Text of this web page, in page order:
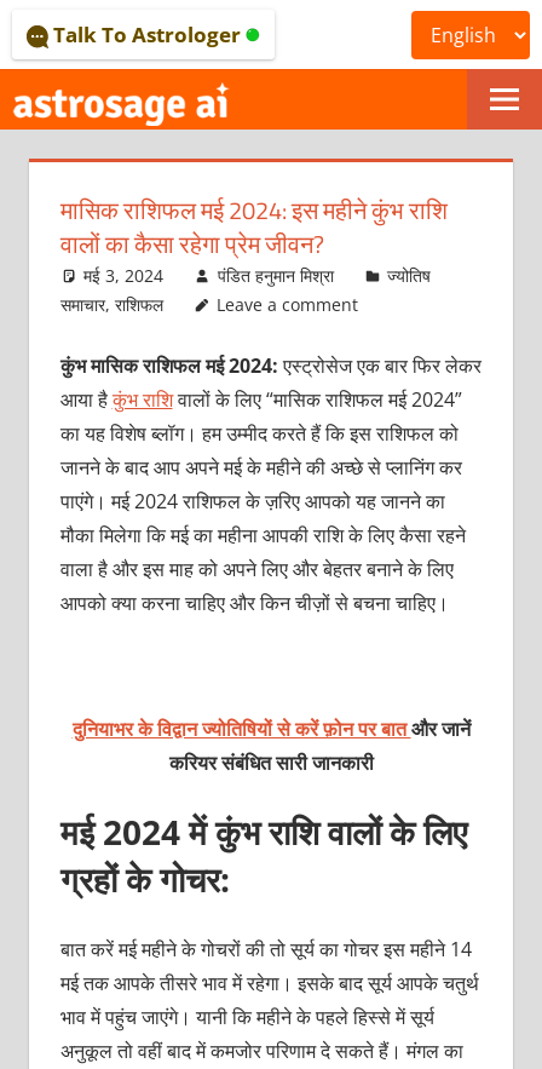
to
content
ONLINE
ASTROLOGICAL
JOURNAL
–
ASTROSAGE
MAGAZINE
Talk To Astrologer
मासिक राशिफल मई 2024: इस महीने कुंभ राशि
वालों का कैसा रहेगा प्रेम जीवन?
मई 3, 2024 पंडित हनुमान मिश्रा
ज्योतिष
समाचार, राशिफल Leave a comment
कुंभ मासिक राशिफल मई 2024:एस्ट्रोसेज एक बार फिर लेकर
आया हैकुंभ राशिवालों के लिए “मासिक राशिफल मई 2024”
का यह विशेष ब्लॉग। हम उम्‍मीद करते हैं कि इस राशिफल को
जानने के बाद आप अपने मई के महीने की अच्‍छे से प्‍लानिंग कर
पाएंगे। मई 2024 राशिफल के ज़रिए आपको यह जानने का
मौका मिलेगा कि मई का महीना आपकी राशि के लिए कैसा रहने
वाला है और इस माह को अपने लिए और बेहतर बनाने के लिए
आपको क्‍या करना चाहिए और किन चीज़ों से बचना चाहिए।
दुनियाभर के विद्वान ज्योतिषियों से करें फ़ोन पर बातऔर जानें
करियर संबंधित सारी जानकारी
मई 2024 में कुंभ राशि वालों के लिए
ग्रहों के गोचर:
बात करें मई महीने के गोचरों की तो सूर्य का गोचर इस महीने 14
मई तक आपके तीसरे भाव में रहेगा। इसके बाद सूर्य आपके चतुर्थ
भाव में पहुंच जाएंगे। यानी कि महीने के पहले हिस्से में सूर्य
अनुकूल तो वहीं बाद में कमजोर परिणाम दे सकते हैं। मंगल का